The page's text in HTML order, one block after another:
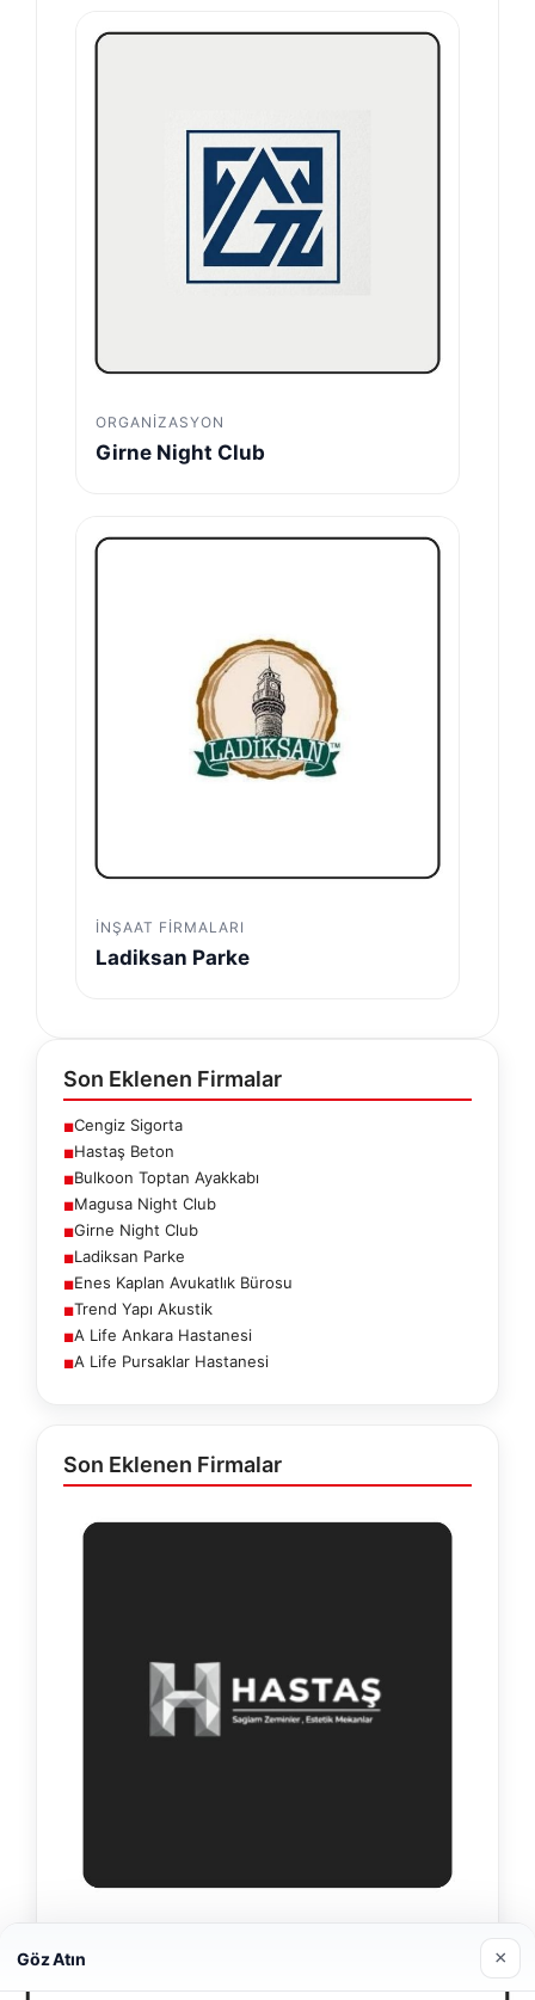
ORGANIZASYON
Girne Night Club
İNŞAAT FIRMALARI
Ladiksan Parke
Son Eklenen Firmalar
■Cengiz Sigorta
■Hastaş Beton
■Bulkoon Toptan Ayakkabı
■Magusa Night Club
■Girne Night Club
■Ladiksan Parke
■Enes Kaplan Avukatlık Bürosu
■Trend Yapı Akustik
■A Life Ankara Hastanesi
■A Life Pursaklar Hastanesi
Son Eklenen Firmalar
26/05/2026
Göz Atın ×